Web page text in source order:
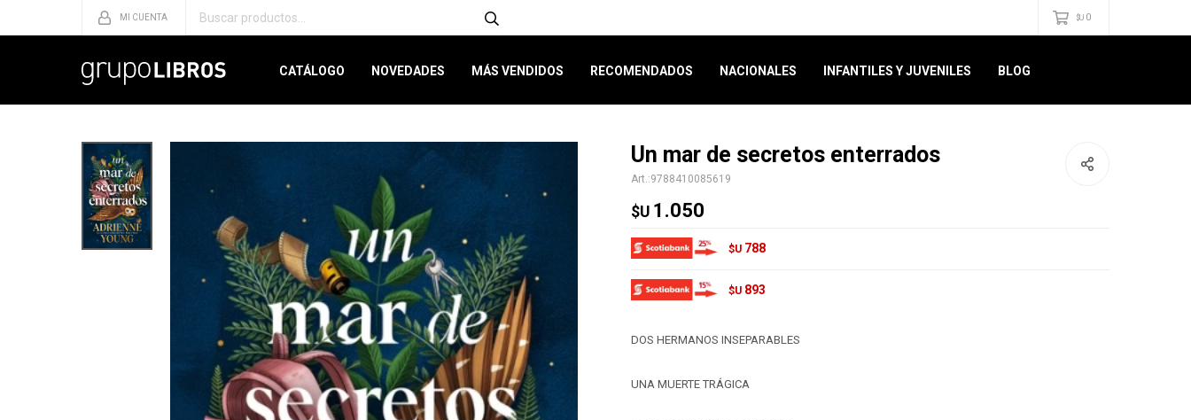
CATÁLOGO NOVEDADES MÁS VENDIDOS RECOMENDADOS NACIONALES INFANTILES Y JUVENILES BLOG
$U 0
Un mar de secretos enterrados
9788410085619
$U 1.050
$U 788
$U 893
DOS HERMANOS INSEPARABLES
UNA MUERTE TRÁGICA